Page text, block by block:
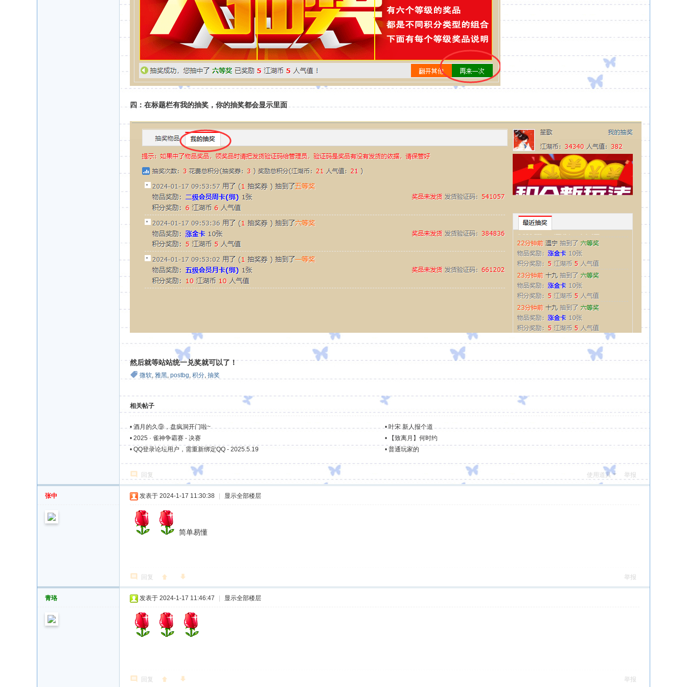
四：在标题栏有我的抽奖，你的抽奖都会显示里面
然后就等站站统一兑奖就可以了！
微软, 雅黑, postbg, 积分, 抽奖
相关帖子
• 酒月的久⑨，盘疯洞开门啦~ •叶宋 新人报个道
• 2025 · 雀神争霸赛 - 决赛 •
【致离月】何时约
• QQ登录论坛用户，需重新绑定QQ - 2025.5.19 • 普通玩家的
回复 使用道具 举报
张中 发表于 2024-1-17 11:30:38 显示全部楼层
简单易懂
回复 举报
青珞 发表于 2024-1-17 11:46:47 显示全部楼层
回复 举报